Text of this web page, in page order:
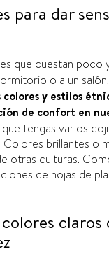
para dar
que cuestan poco
o a un salón.
y estilos
de confort en
tengas varios
Colores brillantes o
otras culturas.
de hojas de
claros